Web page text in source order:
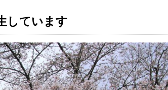
しています